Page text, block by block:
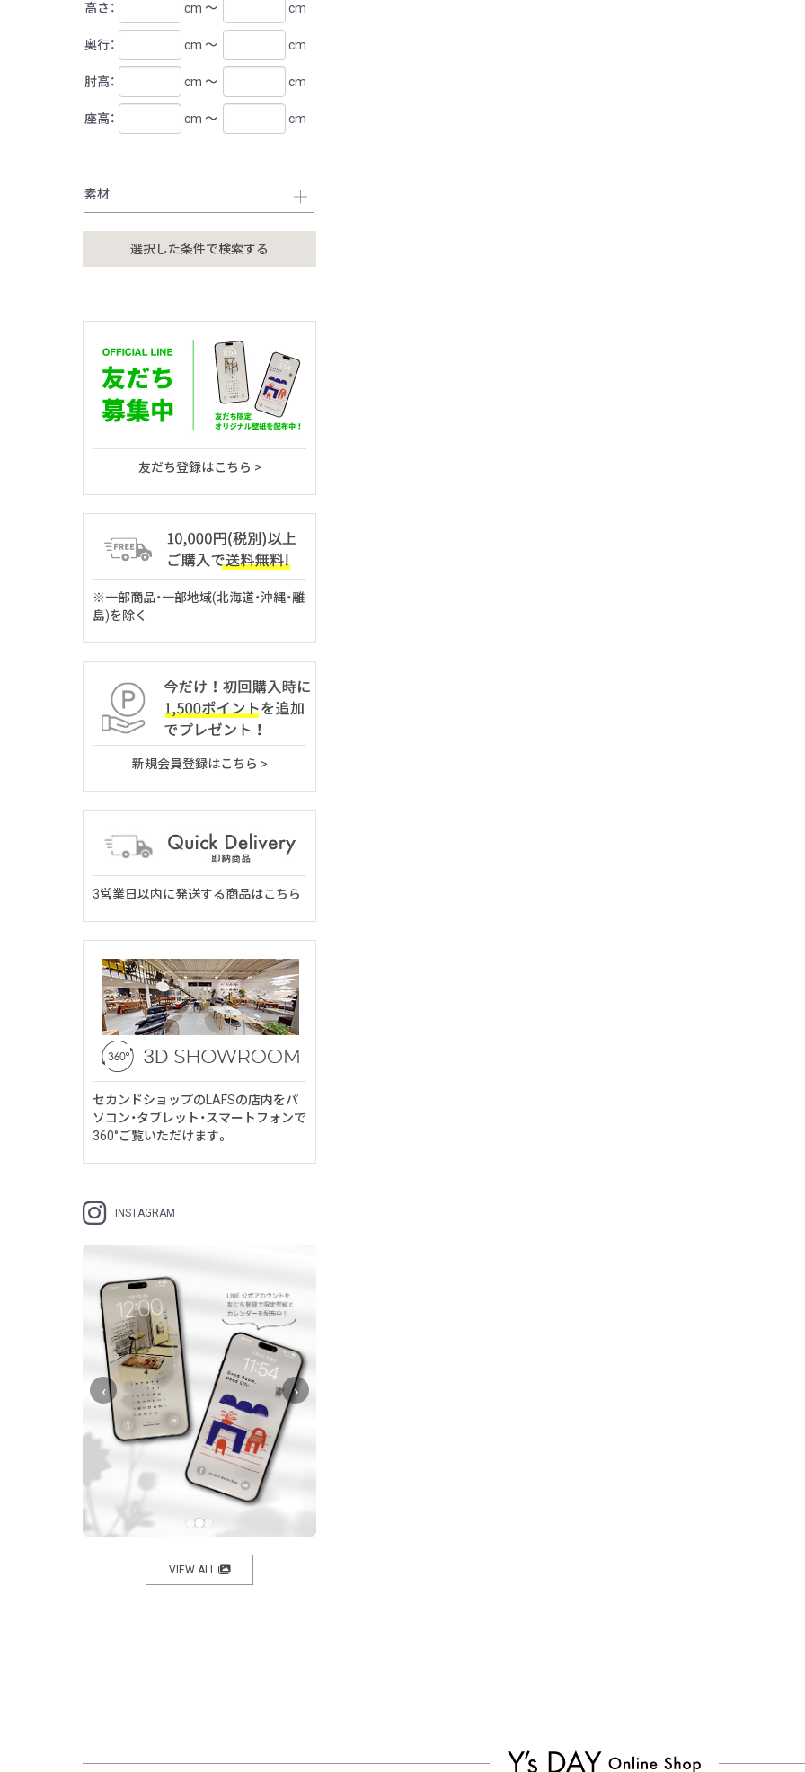
高さ： cm ～ cm
奥行： cm ～ cm
肘高： cm ～ cm
座高： cm ～ cm
素材
友だち登録はこちら >
※一部商品・一部地域(北海道・沖縄・離
島)を除く
新規会員登録はこちら >
3営業日以内に発送する商品はこちら
セカンドショップのLAFSの店内をパ
ソコン・タブレット・スマートフォンで
360°ご覧いただけます。
INSTAGRAM
‹ ›
VIEW ALL